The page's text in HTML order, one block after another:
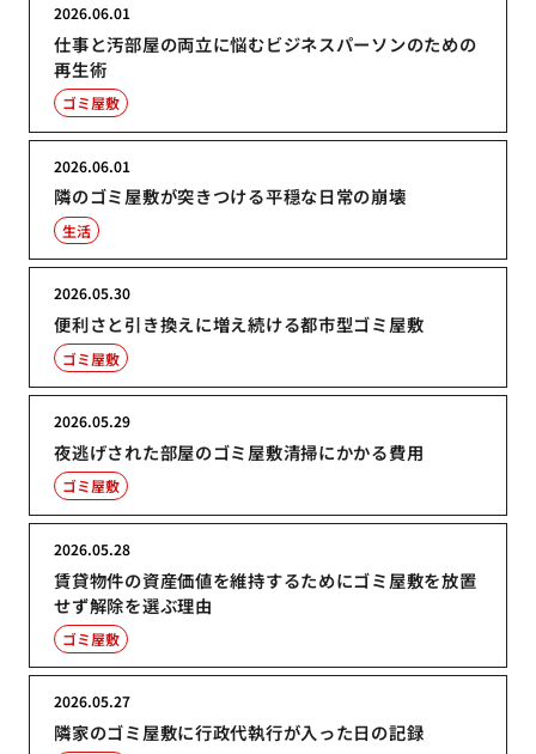
仕事と汚部屋の両立に悩むビジネスパーソンのための
再生術
2026.06.01
ゴミ屋敷
隣のゴミ屋敷が突きつける平穏な日常の崩壊
2026.06.01
生活
便利さと引き換えに増え続ける都市型ゴミ屋敷
2026.05.30
ゴミ屋敷
夜逃げされた部屋のゴミ屋敷清掃にかかる費用
2026.05.29
ゴミ屋敷
賃貸物件の資産価値を維持するためにゴミ屋敷を放置
せず解除を選ぶ理由
2026.05.28
ゴミ屋敷
隣家のゴミ屋敷に行政代執行が入った日の記録
2026.05.27